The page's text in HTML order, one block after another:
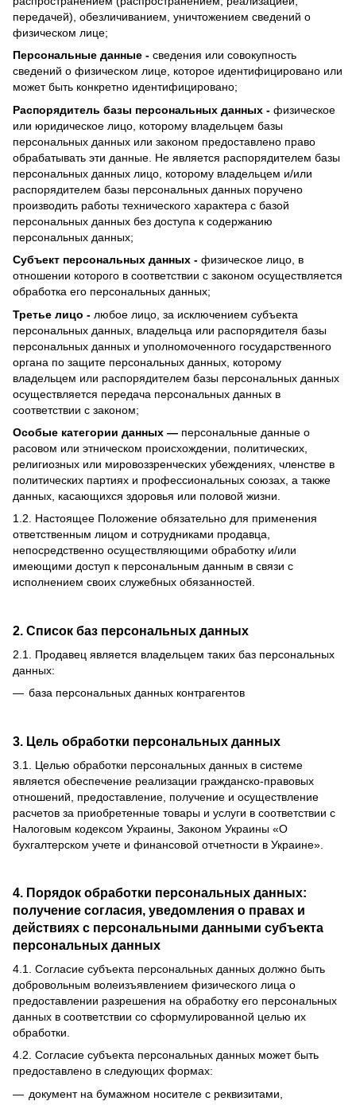
передачей), обезличиванием, уничтожением сведений о
физическом лице;
Персональные данные - сведения или совокупность
сведений о физическом лице, которое идентифицировано или
может быть конкретно идентифицировано;
Распорядитель базы персональных данных - физическое
или юридическое лицо, которому владельцем базы
персональных данных или законом предоставлено право
обрабатывать эти данные. Не является распорядителем базы
персональных данных лицо, которому владельцем и/или
распорядителем базы персональных данных поручено
производить работы технического характера с базой
персональных данных без доступа к содержанию
персональных данных;
Субъект персональных данных - физическое лицо, в
отношении которого в соответствии с законом осуществляется
обработка его персональных данных;
Третье лицо - любое лицо, за исключением субъекта
персональных данных, владельца или распорядителя базы
персональных данных и уполномоченного государственного
органа по защите персональных данных, которому
владельцем или распорядителем базы персональных данных
осуществляется передача персональных данных в
соответствии с законом;
Особые категории данных — персональные данные о
расовом или этническом происхождении, политических,
религиозных или мировоззренческих убеждениях, членстве в
политических партиях и профессиональных союзах, а также
данных, касающихся здоровья или половой жизни.
1.2. Настоящее Положение обязательно для применения
ответственным лицом и сотрудниками продавца,
непосредственно осуществляющими обработку и/или
имеющими доступ к персональным данным в связи с
исполнением своих служебных обязанностей.
2. Список баз персональных данных
2.1. Продавец является владельцем таких баз персональных
данных:
база персональных данных контрагентов
3. Цель обработки персональных данных
3.1. Целью обработки персональных данных в системе
является обеспечение реализации гражданско-правовых
отношений, предоставление, получение и осуществление
расчетов за приобретенные товары и услуги в соответствии с
Налоговым кодексом Украины, Законом Украины «О
бухгалтерском учете и финансовой отчетности в Украине».
4. Порядок обработки персональных данных:
получение согласия, уведомления о правах и
действиях с персональными данными субъекта
персональных данных
4.1. Согласие субъекта персональных данных должно быть
добровольным волеизъявлением физического лица о
предоставлении разрешения на обработку его персональных
данных в соответствии со сформулированной целью их
обработки.
4.2. Согласие субъекта персональных данных может быть
предоставлено в следующих формах:
документ на бумажном носителе с реквизитами,